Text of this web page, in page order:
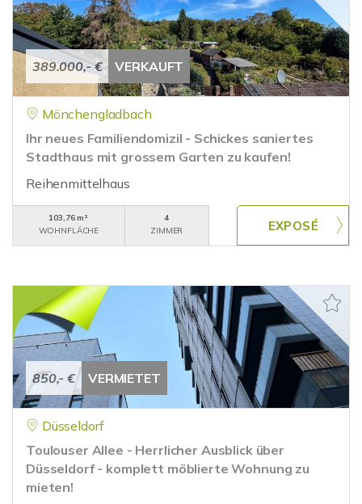
389.000,- € VERKAUFT
Mönchengladbach
Ihr neues Familiendomizil - Schickes saniertes
Stadthaus mit grossem Garten zu kaufen!
Reihenmittelhaus
103,76 m²
WOHNFLÄCHE
4
ZIMMER
850,- € VERMIETET
Düsseldorf
Toulouser Allee - Herrlicher Ausblick über
Düsseldorf - komplett möblierte Wohnung zu
mieten!